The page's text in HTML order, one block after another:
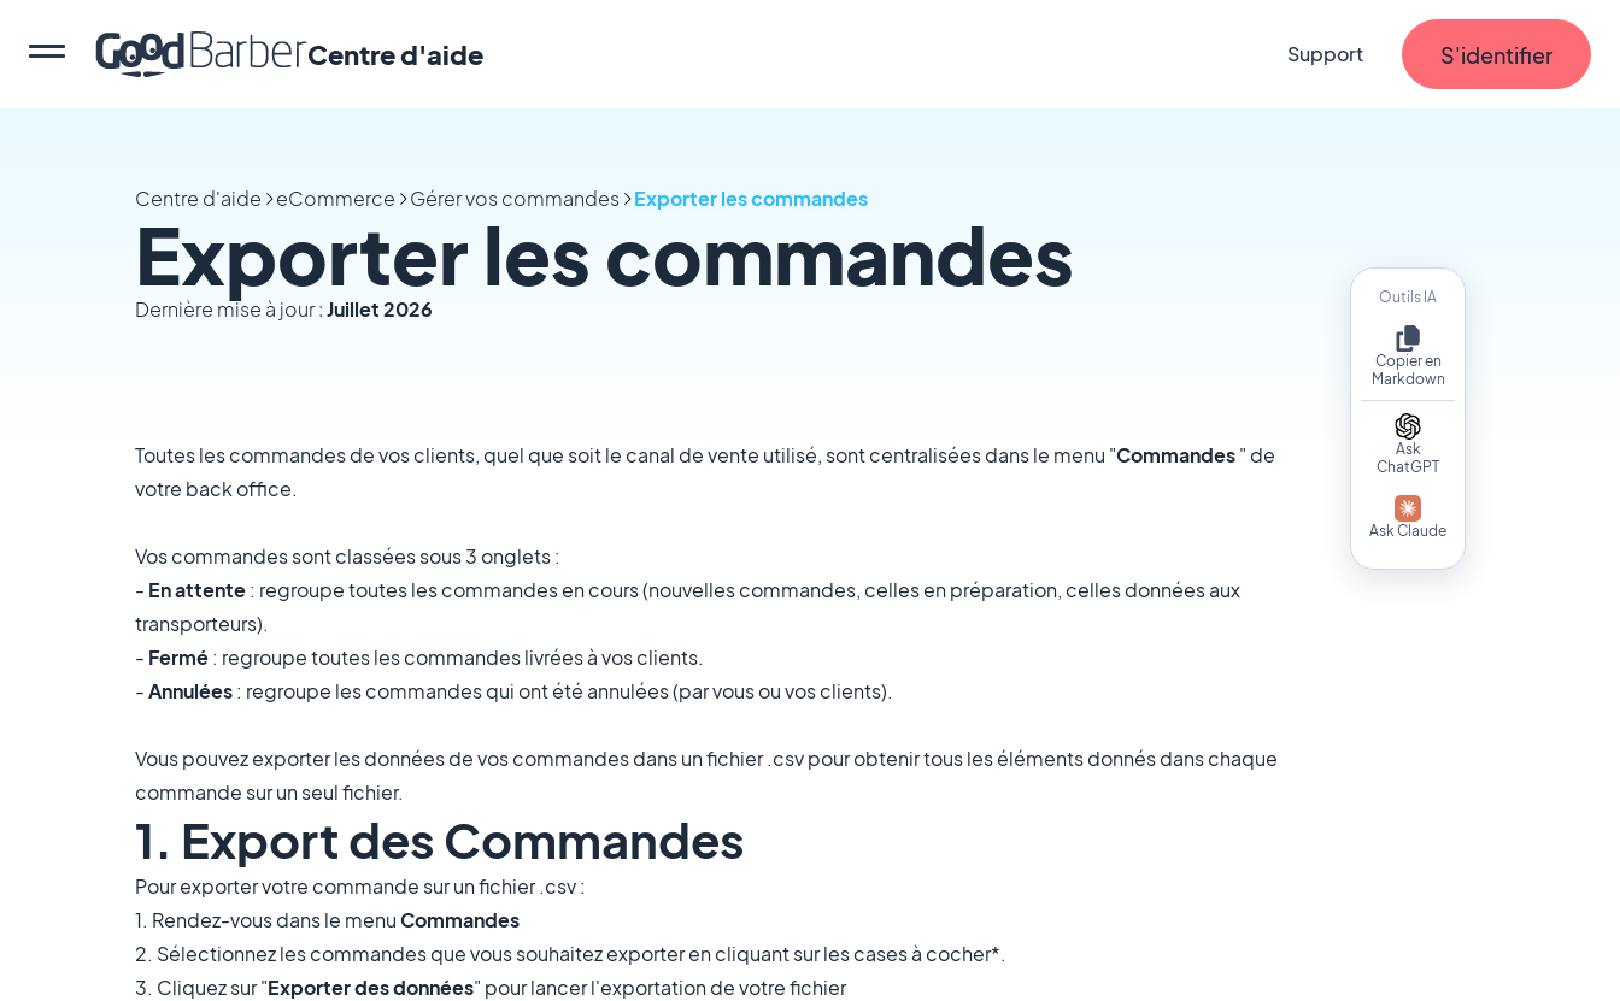
Centre d'aide Support S'identifier
Outils IA
Copier en
Markdown
Ask
ChatGPT
Ask Claude
Centre d'aide eCommerce Gérer vos commandes Exporter les commandes
Exporter les commandes
Dernière mise à jour :Juillet 2026
Toutes les commandes de vos clients, quel que soit le canal de vente utilisé, sont centralisées dans le menu "Commandes" de
votre back office.
Vos commandes sont classées sous 3 onglets :
- En attente: regroupe toutes les commandes en cours (nouvelles commandes, celles en préparation, celles données aux
transporteurs).
- Fermé: regroupe toutes les commandes livrées à vos clients.
-Annulées: regroupe les commandes qui ont été annulées (par vous ou vos clients).
Vous pouvez exporter les données de vos commandes dans un fichier .csv pour obtenir tous les éléments donnés dans chaque
commande sur un seul fichier.
1. Export des Commandes
Pour exporter votre commande sur un fichier .csv :
1. Rendez-vous dans le menuCommandes
2. Sélectionnez les commandes que vous souhaitez exporter en cliquant sur les cases à cocher*.
3. Cliquez sur "Exporter des données" pour lancer l'exportation de votre fichier